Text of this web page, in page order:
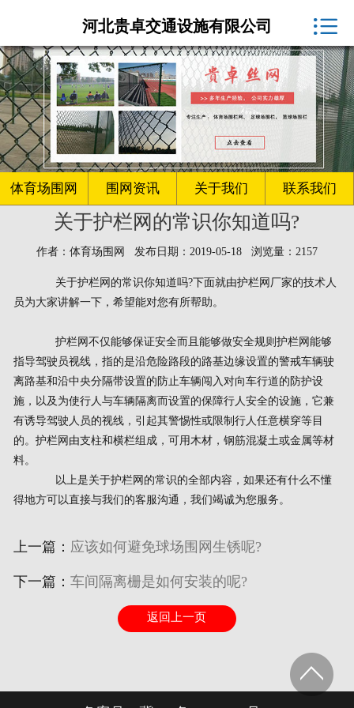
体育场围网厂家
球场围网
客户案例
围网资讯
生产车间
关于我们
联系我们
河北贵卓交通设施有限公司 
体育场围网 围网资讯 关于我们 联系我们
关于护栏网的常识你知道吗?
作者：体育场围网 发布日期：2019-05-18 浏览量：2157
关于护栏网的常识你知道吗?下面就由护栏网厂家的技术人
员为大家讲解一下，希望能对您有所帮助。
护栏网不仅能够保证安全而且能够做安全规则护栏网能够
指导驾驶员视线，指的是沿危险路段的路基边缘设置的警戒车辆驶
离路基和沿中央分隔带设置的防止车辆闯入对向车行道的防护设
施，以及为使行人与车辆隔离而设置的保障行人安全的设施，它兼
有诱导驾驶人员的视线，引起其警惕性或限制行人任意横穿等目
的。护栏网由支柱和横栏组成，可用木材，钢筋混凝土或金属等材
料。
以上是关于护栏网的常识的全部内容，如果还有什么不懂
得地方可以直接与我们的客服沟通，我们竭诚为您服务。
上一篇： 应该如何避免球场围网生锈呢?
下一篇： 车间隔离栅是如何安装的呢?
返回上一页